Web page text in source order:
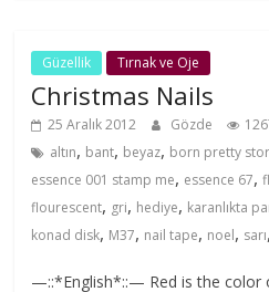
Güzellik Tırnak ve Oje
Christmas Nails
25 Aralık 2012 Gözde
altın, bant, beyaz, born pretty
essence 001 stamp me, essence 67,
flourescent, gri, hediye, karanlıkta
konad disk, M37, nail tape, noel, sarı,
—::*English*::— Red is the color